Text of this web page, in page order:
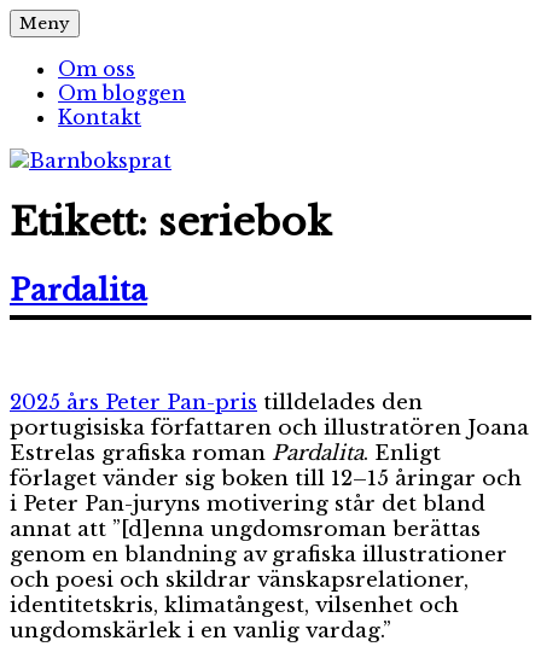
Hoppa
till
innehåll
Barnboksprat
– en blogg om barnböcker
Meny
Om oss
Om bloggen
Kontakt
Etikett: seriebok
Pardalita
2025 års Peter Pan-pris tilldelades den
portugisiska författaren och illustratören Joana
Estrelas grafiska roman Pardalita. Enligt
förlaget vänder sig boken till 12–15 åringar och
i Peter Pan-juryns motivering står det bland
annat att ”[d]enna ungdomsroman berättas
genom en blandning av grafiska illustrationer
och poesi och skildrar vänskapsrelationer,
identitetskris, klimatångest, vilsenhet och
ungdomskärlek i en vanlig vardag.”